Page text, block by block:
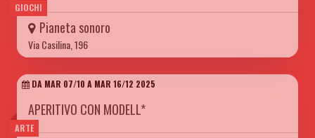
GIOCHI
Pianeta sonoro
Via Casilina, 196
ARTE
DA MAR 07/10 A MAR 16/12 2025
APERITIVO CON MODELL*